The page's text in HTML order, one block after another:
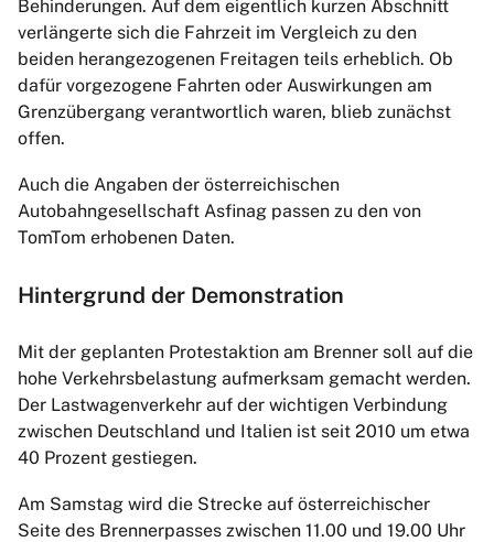
Behinderungen. Auf dem eigentlich kurzen Abschnitt
verlängerte sich die Fahrzeit im Vergleich zu den
beiden herangezogenen Freitagen teils erheblich. Ob
dafür vorgezogene Fahrten oder Auswirkungen am
Grenzübergang verantwortlich waren, blieb zunächst
offen.
Auch die Angaben der österreichischen
Autobahngesellschaft Asfinag passen zu den von
TomTom erhobenen Daten.
Hintergrund der Demonstration
Mit der geplanten Protestaktion am Brenner soll auf die
hohe Verkehrsbelastung aufmerksam gemacht werden.
Der Lastwagenverkehr auf der wichtigen Verbindung
zwischen Deutschland und Italien ist seit 2010 um etwa
40 Prozent gestiegen.
Am Samstag wird die Strecke auf österreichischer
Seite des Brennerpasses zwischen 11.00 und 19.00 Uhr